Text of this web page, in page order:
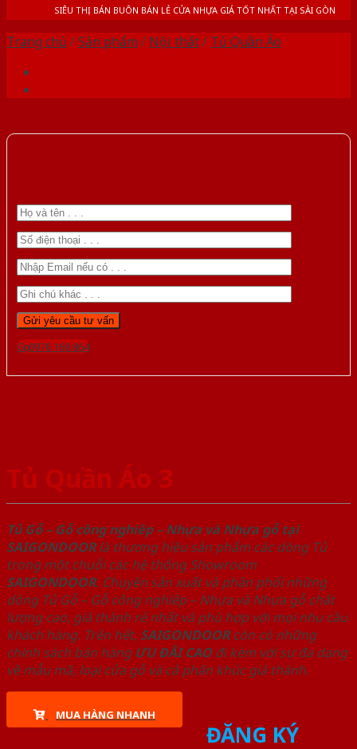
SIÊU THỊ BÁN BUÔN BÁN LẺ CỬA NHỰA GIÁ TỐT NHẤT TẠI SÀI GÒN
Trang chủ /Sản phẩm / Nội thất/ Tủ Quần Áo
Gọi 0976.169.864
Tủ Quần Áo 3
Tủ Gỗ – Gỗ công nghiêp – Nhựa và Nhựa gỗ tại
SAIGONDOORlà thương hiệu sản phẩm các dòng Tủ
trong một chuỗi các hệ thống Showroom
SAIGONDOOR. Chuyên sản xuất và phân phối những
dòng Tủ Gỗ – Gỗ công nghiêp – Nhựa và Nhựa gỗ chất
lượng cao, giá thành rẻ nhất và phù hợp với mọi nhu cầu
khách hàng. Trên hết, SAIGONDOORcòn có những
chính sách bán hàng ƯU ĐÃI CAOđi kèm với sự đa dạng
về mẫu mã, loại cửa gỗ và cả phân khúc giá thành.
MUA HÀNG NHANH
ĐĂNG KÝ